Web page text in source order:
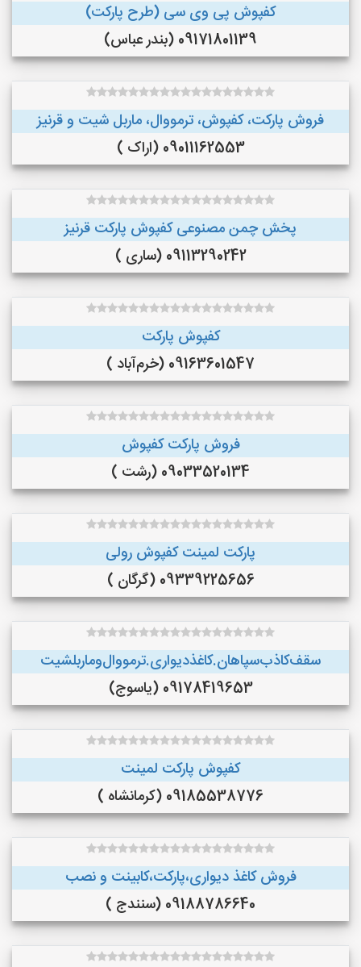
کفپوش پی وی سی (طرح پارکت)
09171801139 (بندر عباس)
فروش پارکت، کفپوش، ترمووال، ماربل شیت و قرنیز
09011162553 (اراک )
پخش چمن مصنوعی کفپوش پارکت قرنیز
09113290242 (ساری )
کفپوش پارکت
09163601547 (خرم‌آباد )
فروش پارکت کفپوش
09033520134 (رشت )
پارکت لمینت کفپوش رولی
09339225656 (گرگان )
سقف‌کاذب‌سپاهان‌.کاغذ‌دیواری.ترمووال‌و‌ماربلشیت
09178419653 (یاسوج)
کفپوش پارکت لمینت
09185538776 (کرمانشاه )
فروش کاغذ دیواری،پارکت،کابینت و نصب
09188786640 (سنندج )